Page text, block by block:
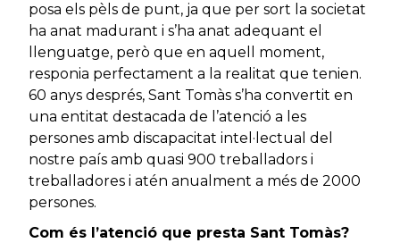
posa els pèls de punt, ja que per sort la societat
ha anat madurant i s’ha anat adequant el
llenguatge, però que en aquell moment,
responia perfectament a la realitat que tenien.
60 anys després, Sant Tomàs s’ha convertit en
una entitat destacada de l’atenció a les
persones amb discapacitat intel·lectual del
nostre país amb quasi 900 treballadors i
treballadores i atén anualment a més de 2000
persones.
Com és l’atenció que presta Sant Tomàs?